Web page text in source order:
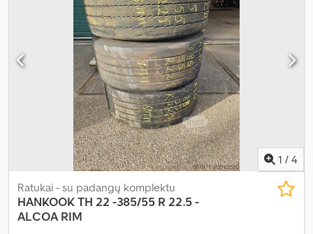
1 / 4
Ratukai - su padangų komplektu
HANKOOKTH 22 -385/55 R 22.5 -
ALCOA RIM